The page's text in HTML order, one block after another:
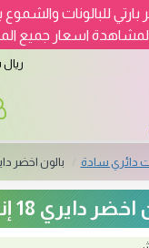
للبالونات والشموع
لمشاهدة اسعار جميع
دائري سادة بالون اخضر دايري
دايري 18 إنش